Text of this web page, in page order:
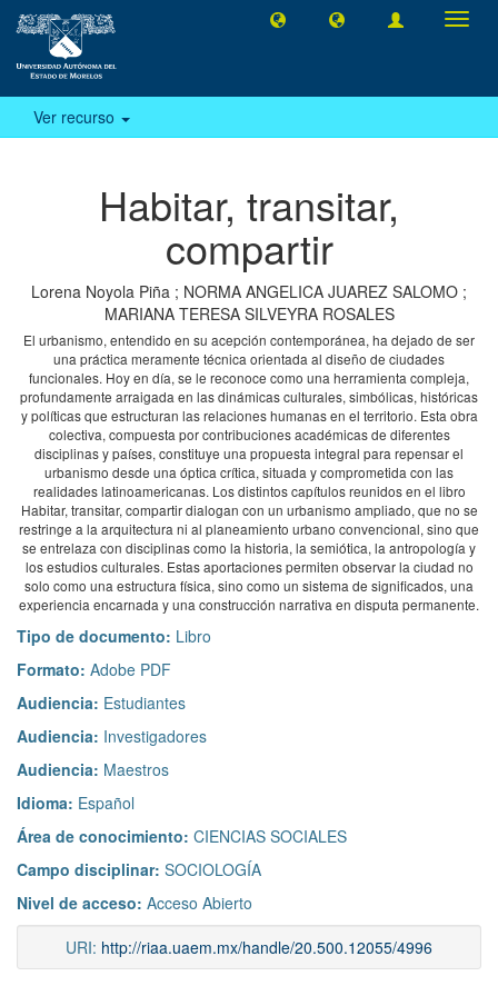
Ver recurso
Habitar, transitar,
compartir
Lorena Noyola Piña ; NORMA ANGELICA JUAREZ SALOMO ;
MARIANA TERESA SILVEYRA ROSALES
El urbanismo, entendido en su acepción contemporánea, ha dejado de ser
una práctica meramente técnica orientada al diseño de ciudades
funcionales. Hoy en día, se le reconoce como una herramienta compleja,
profundamente arraigada en las dinámicas culturales, simbólicas, históricas
y políticas que estructuran las relaciones humanas en el territorio. Esta obra
colectiva, compuesta por contribuciones académicas de diferentes
disciplinas y países, constituye una propuesta integral para repensar el
urbanismo desde una óptica crítica, situada y comprometida con las
realidades latinoamericanas. Los distintos capítulos reunidos en el libro
Habitar, transitar, compartir dialogan con un urbanismo ampliado, que no se
restringe a la arquitectura ni al planeamiento urbano convencional, sino que
se entrelaza con disciplinas como la historia, la semiótica, la antropología y
los estudios culturales. Estas aportaciones permiten observar la ciudad no
solo como una estructura física, sino como un sistema de significados, una
experiencia encarnada y una construcción narrativa en disputa permanente.
Tipo de documento: Libro
Formato: Adobe PDF
Audiencia: Estudiantes
Audiencia: Investigadores
Audiencia: Maestros
Idioma: Español
Área de conocimiento: CIENCIAS SOCIALES
Campo disciplinar: SOCIOLOGÍA
Nivel de acceso: Acceso Abierto
URI: http://riaa.uaem.mx/handle/20.500.12055/4996